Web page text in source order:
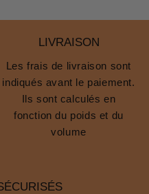
LIVRAISON
Les frais de livraison sont
indiqués avant le paiement.
Ils sont calculés en
fonction du poids et du
volume